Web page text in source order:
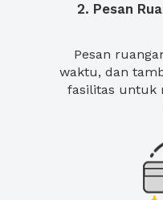
2. Pesan
Pesan
waktu, dan
fasilitas untuk